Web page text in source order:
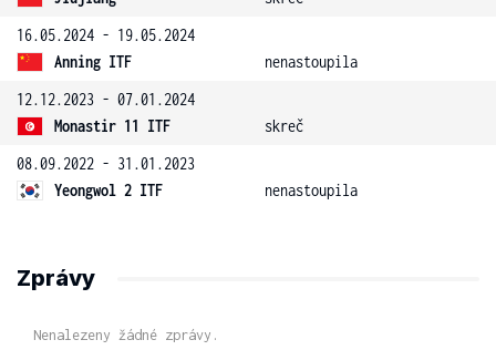
16.05.2024 - 19.05.2024
Anning ITF
nenastoupila
12.12.2023 - 07.01.2024
Monastir 11 ITF
skreč
08.09.2022 - 31.01.2023
Yeongwol 2 ITF
nenastoupila
Zprávy
Nenalezeny žádné zprávy.